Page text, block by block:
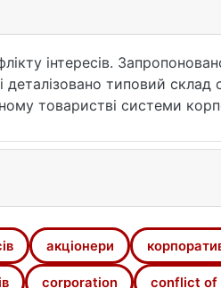
інтересів.
типовий склад
товаристві системи
акціонери
corporation conflict of